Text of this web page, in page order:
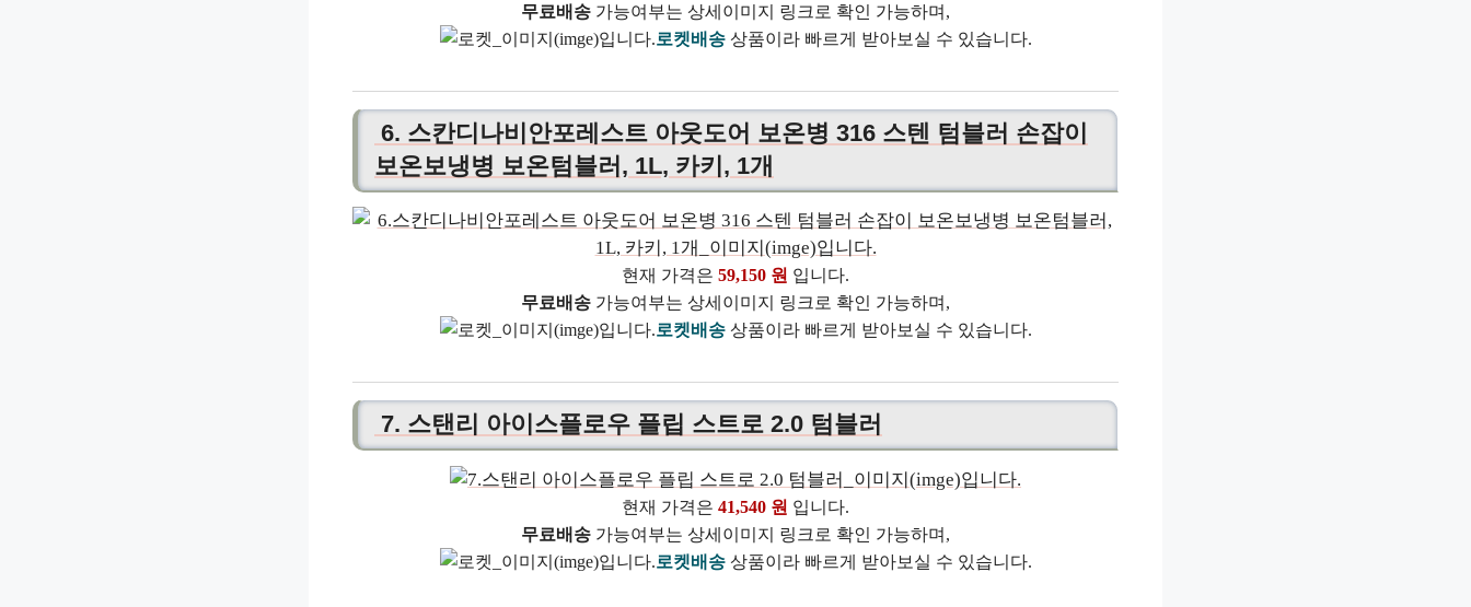
무료배송 가능여부는 상세이미지 링크로 확인 가능하며,
로켓배송상품이라 빠르게 받아보실 수 있습니다.
6. 스칸디나비안포레스트 아웃도어 보온병 316 스텐 텀블러 손잡이
보온보냉병 보온텀블러, 1L, 카키, 1개
현재 가격은 59,150 원 입니다.
무료배송 가능여부는 상세이미지 링크로 확인 가능하며,
로켓배송상품이라 빠르게 받아보실 수 있습니다.
7. 스탠리 아이스플로우 플립 스트로 2.0 텀블러
현재 가격은 41,540 원 입니다.
무료배송 가능여부는 상세이미지 링크로 확인 가능하며,
로켓배송상품이라 빠르게 받아보실 수 있습니다.